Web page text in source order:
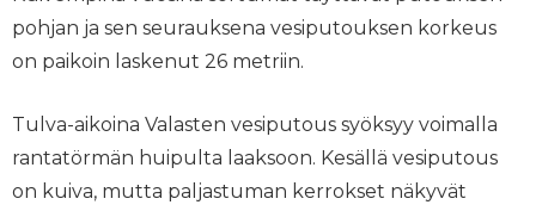
pohjan ja sen seurauksena vesiputouksen korkeus
on paikoin laskenut 26 metriin.
Tulva-aikoina Valasten vesiputous syöksyy voimalla
rantatörmän huipulta laaksoon. Kesällä vesiputous
on kuiva, mutta paljastuman kerrokset näkyvät